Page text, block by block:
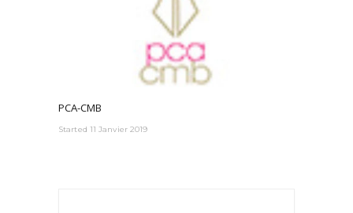
PCA-CMB
Started 11 Janvier 2019